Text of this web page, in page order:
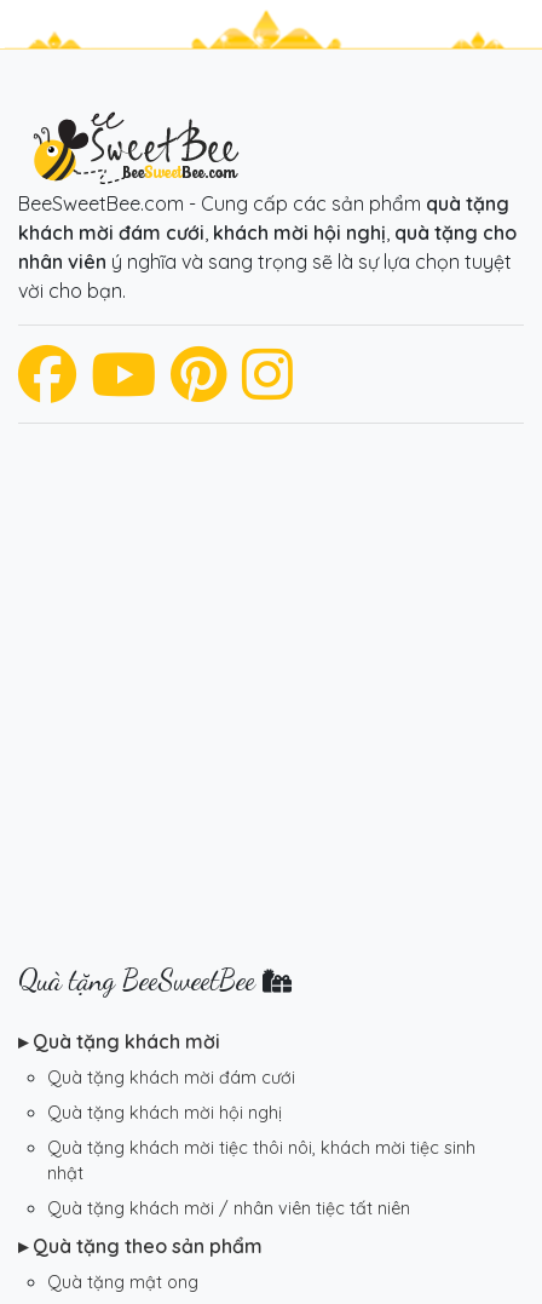
BeeSweetBee.com - Cung cấp các sản phẩm quà tặng
khách mời đám cưới khách mời hội nghị quà tặng cho
nhân viên ý nghĩa và sang trọng sẽ là sự lựa chọn tuyệt
vời cho bạn.
Quà tặng BeeSweetBee
▸ Quà tặng khách mời
Quà tặng khách mời đám cưới
Quà tặng khách mời hội nghị
Quà tặng khách mời tiệc thôi nôi, khách mời tiệc sinh
nhật
Quà tặng khách mời / nhân viên tiệc tất niên
▸ Quà tặng theo sản phẩm
Quà tặng mật ong